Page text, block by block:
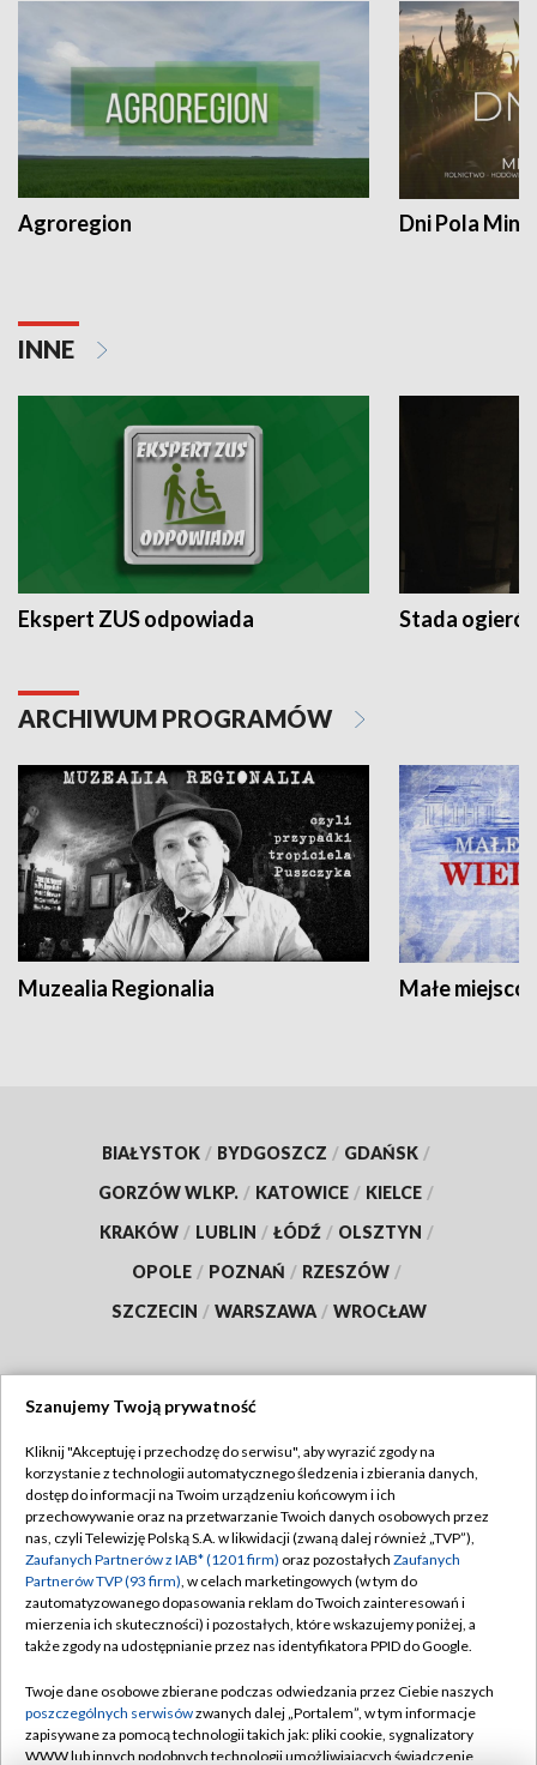
Agroregion Dni Pola
INNE
Ekspert ZUS odpowiada Stada
ARCHIWUM PROGRAMÓW
Muzealia Regionalia Małe
BIAŁYSTOK / BYDGOSZCZ / GDAŃSK /
GORZÓW WLKP. / KATOWICE / KIELCE /
KRAKÓW / LUBLIN / ŁÓDŹ / OLSZTYN /
OPOLE / POZNAŃ / RZESZÓW /
SZCZECIN / WARSZAWA / WROCŁAW
TVP
Abonament TVP
Emisja w TVP
Centrum informacji TVP
Naziemna Telewizja Cyfrowa
Rada Programowa
System NOS
Regulamin TVP
Polityka prywatności
Moje zgody
Pomoc
Kontakt
Szanujemy Twoją prywatność
Kliknij "Akceptuję i przechodzę do serwisu", aby wyrazić zgody na
korzystanie z technologii automatycznego śledzenia i zbierania danych,
dostęp do informacji na Twoim urządzeniu końcowym i ich
przechowywanie oraz na przetwarzanie Twoich danych osobowych przez
nas, czyli Telewizję Polską S.A. w likwidacji (zwaną dalej również „TVP”),
Zaufanych Partnerów z IAB* (1201 firm) oraz pozostałych Zaufanych
Partnerów TVP (93 firm), w celach marketingowych (w tym do
zautomatyzowanego dopasowania reklam do Twoich zainteresowań i
mierzenia ich skuteczności) i pozostałych, które wskazujemy poniżej, a
także zgody na udostępnianie przez nas identyfikatora PPID do Google.
Twoje dane osobowe zbierane podczas odwiedzania przez Ciebie naszych
poszczególnych serwisówzwanych dalej „Portalem”, w tym informacje
zapisywane za pomocą technologii takich jak: pliki cookie, sygnalizatory
WWW lub innych podobnych technologii umożliwiających świadczenie